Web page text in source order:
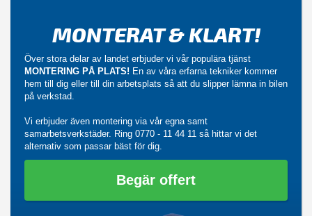
MONTERAT & KLART!
Över stora delar av landet erbjuder vi vår populära tjänst
MONTERING PÅ PLATS! En av våra erfarna tekniker kommer
hem till dig eller till din arbetsplats så att du slipper lämna in bilen
på verkstad.
Vi erbjuder även montering via vår egna samt
samarbetsverkstäder. Ring 0770 - 11 44 11 så hittar vi det
alternativ som passar bäst för dig.
Begär offert